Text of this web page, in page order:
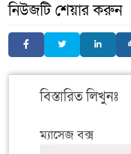
নিউজটি শেয়ার করুন
বিস্তারিত লিখুনঃ
ম্যাসেজ বক্স